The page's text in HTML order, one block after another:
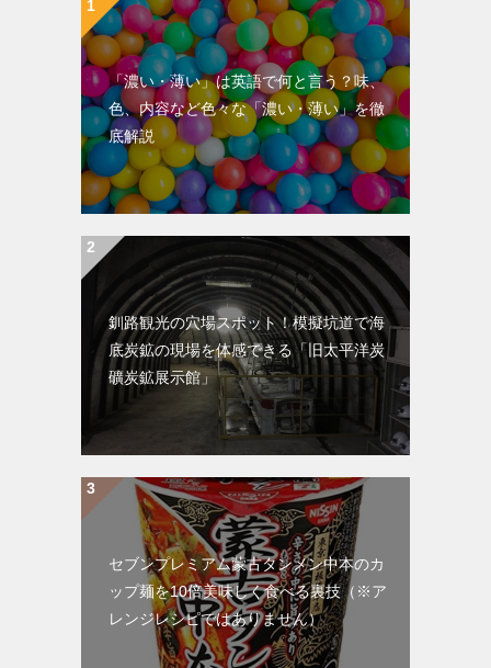
「濃い・薄い」は英語で何と言う？味、
色、内容など色々な「濃い・薄い」を徹
底解説
釧路観光の穴場スポット！模擬坑道で海
底炭鉱の現場を体感できる「旧太平洋炭
礦炭鉱展示館」
セブンプレミアム蒙古タンメン中本のカ
ップ麺を10倍美味しく食べる裏技（※ア
レンジレシピではありません）